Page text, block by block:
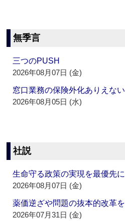
無季言
三つのPUSH
2026年08月07日 (金)
窓口業務の保険外化ありえない
2026年08月05日 (水)
社説
生命守る政策の実現を最優先に
2026年08月07日 (金)
薬価逆ざや問題の抜本的改革を
2026年07月31日 (金)